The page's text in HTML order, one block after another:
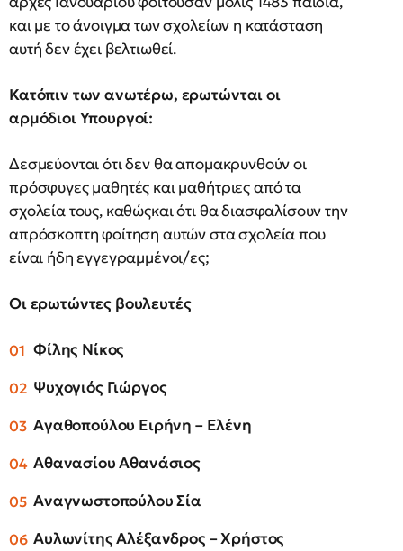
και με το άνοιγμα των σχολείων η κατάσταση
αυτή δεν έχει βελτιωθεί.
Κατόπιν των ανωτέρω, ερωτώνται οι
αρμόδιοι Υπουργοί:
Δεσμεύονται ότι δεν θα απομακρυνθούν οι
πρόσφυγες μαθητές και μαθήτριες από τα
σχολεία τους, καθώςκαι ότι θα διασφαλίσουν την
απρόσκοπτη φοίτηση αυτών στα σχολεία που
είναι ήδη εγγεγραμμένοι/ες;
Οι ερωτώντες βουλευτές
Φίλης Νίκος
Ψυχογιός Γιώργος
Αγαθοπούλου Ειρήνη – Ελένη
Αθανασίου Αθανάσιος
Αναγνωστοπούλου Σία
Αυλωνίτης Αλέξανδρος – Χρήστος